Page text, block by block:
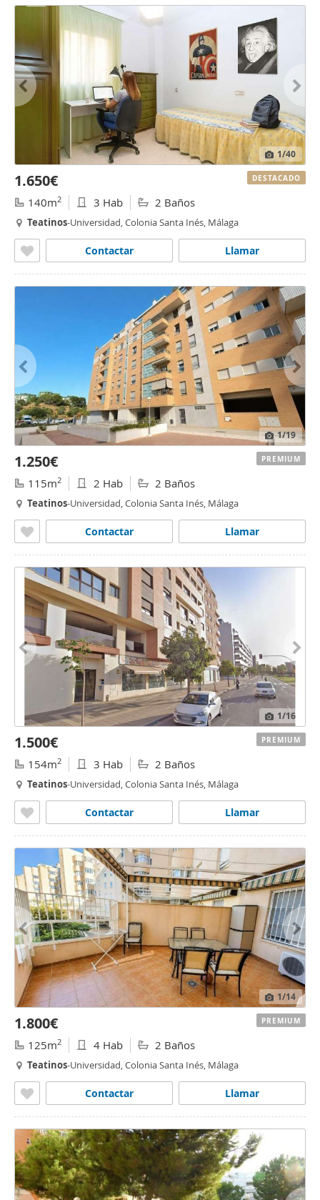
1/40
1.650€
140m2 3 Hab 2 Baños
Teatinos-Universidad, Colonia Santa Inés, Málaga
Llamar
Contactar
DESTACADO
1/19
1.250€
115m2 2 Hab 2 Baños
Teatinos-Universidad, Colonia Santa Inés, Málaga
Llamar
Contactar
PREMIUM
1/16
1.500€
154m2 3 Hab 2 Baños
Teatinos-Universidad, Colonia Santa Inés, Málaga
Llamar
Contactar
PREMIUM
1/14
1.800€
125m2 4 Hab 2 Baños
Teatinos-Universidad, Colonia Santa Inés, Málaga
Llamar
Contactar
PREMIUM